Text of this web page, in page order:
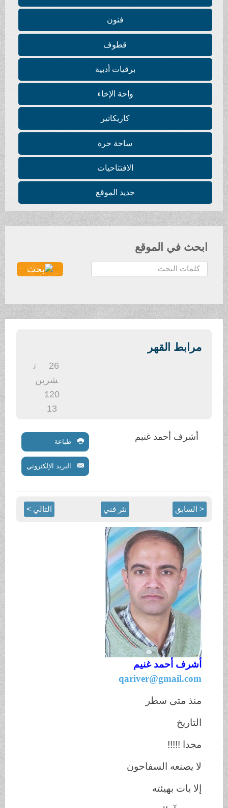
فنون
قطوف
برقيات أدبية
واحة الإخاء
كاريكاتير
ساحة حرة
الافتتاحيات
جديد الموقع
ابحث في الموقع
ح
ث
مرابط القهر
شرين
120
أشرف أحمد غنيم طباعة
البريد الإلكتروني
< السابق نثر فني التالي >
أشرف أحمد غنيم
qariver@gmail.com
منذ متى سطر
التاريخ
مجدا !!!!!
لا يصنعه السفاحون
إلا بات بهيئته